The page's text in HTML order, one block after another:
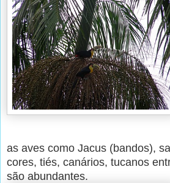
as aves como Jacus (bandos),
cores, tiés, canários, tucanos
são abundantes.